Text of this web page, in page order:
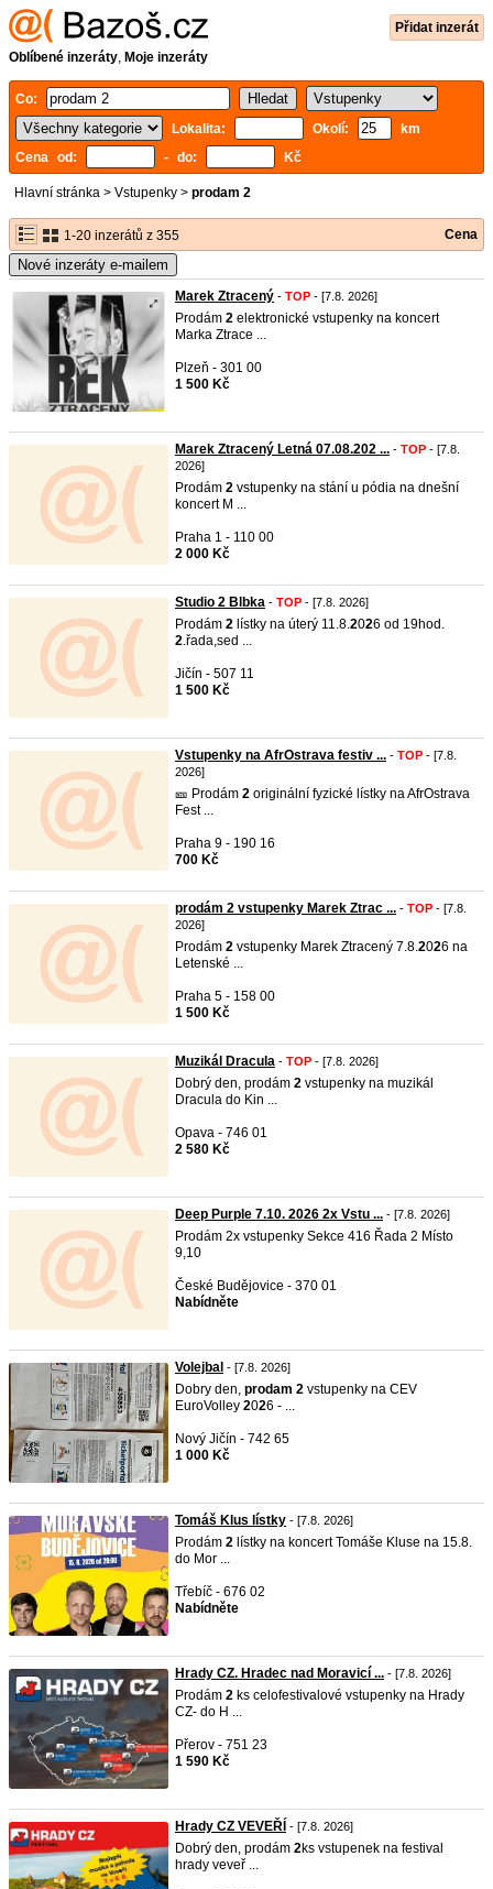
Přidat inzerát
Oblíbené inzeráty, Moje inzeráty
Co:
Lokalita:
Okolí:
km
Cena od:
- do: Kč
Hlavní stránka > Vstupenky > prodam 2
1-20 inzerátů z 355 Cena
Nové inzeráty e-mailem
Marek Ztracený - TOP - [7.8. 2026]
Prodám 2 elektronické vstupenky na koncert
Marka Ztrace ...
Plzeň - 301 00
1 500 Kč
Marek Ztracený Letná 07.08.202 ... - TOP - [7.8.
2026]
Prodám 2 vstupenky na stání u pódia na dnešní
koncert M ...
Praha 1 - 110 00
2 000 Kč
Studio 2 Blbka - TOP - [7.8. 2026]
Prodám 2 lístky na úterý 11.8.2026 od 19hod.
2.řada,sed ...
Jičín - 507 11
1 500 Kč
Vstupenky na AfrOstrava festiv ... - TOP - [7.8.
2026]
🎫 Prodám 2 originální fyzické lístky na AfrOstrava
Fest ...
Praha 9 - 190 16
700 Kč
prodám 2 vstupenky Marek Ztrac ... - TOP - [7.8.
2026]
Prodám 2 vstupenky Marek Ztracený 7.8.2026 na
Letenské ...
Praha 5 - 158 00
1 500 Kč
Muzikál Dracula - TOP - [7.8. 2026]
Dobrý den, prodám 2 vstupenky na muzikál
Dracula do Kin ...
Opava - 746 01
2 580 Kč
Deep Purple 7.10. 2026 2x Vstu ... - [7.8. 2026]
Prodám 2x vstupenky Sekce 416 Řada 2 Místo
9,10
České Budějovice - 370 01
Nabídněte
Volejbal - [7.8. 2026]
Dobry den, prodam 2 vstupenky na CEV
EuroVolley 2026 - ...
Nový Jičín - 742 65
1 000 Kč
Tomáš Klus lístky - [7.8. 2026]
Prodám 2 lístky na koncert Tomáše Kluse na 15.8.
do Mor ...
Třebíč - 676 02
Nabídněte
Hrady CZ. Hradec nad Moravicí ... - [7.8. 2026]
Prodám 2 ks celofestivalové vstupenky na Hrady
CZ- do H ...
Přerov - 751 23
1 590 Kč
Hrady CZ VEVEŘÍ - [7.8. 2026]
Dobrý den, prodám 2ks vstupenek na festival
hrady veveř ...